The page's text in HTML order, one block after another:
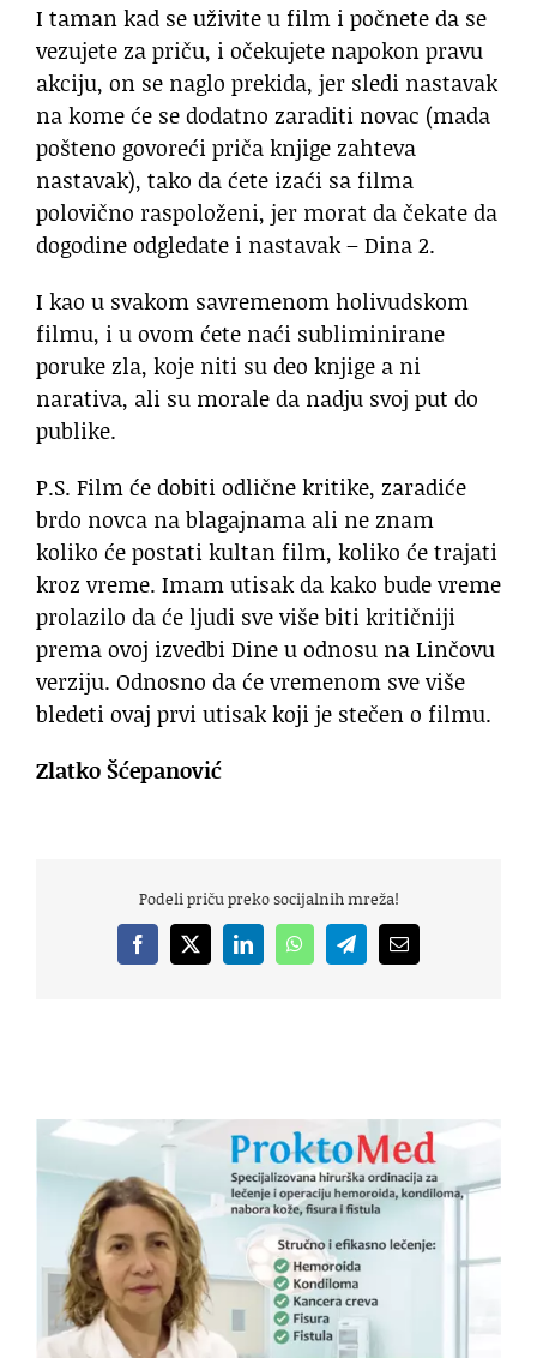
I taman kad se uživite u film i počnete da se
vezujete za priču, i očekujete napokon pravu
akciju, on se naglo prekida, jer sledi nastavak
na kome će se dodatno zaraditi novac (mada
pošteno govoreći priča knjige zahteva
nastavak), tako da ćete izaći sa filma
polovično raspoloženi, jer morat da čekate da
dogodine odgledate i nastavak – Dina 2.
I kao u svakom savremenom holivudskom
filmu, i u ovom ćete naći subliminirane
poruke zla, koje niti su deo knjige a ni
narativa, ali su morale da nadju svoj put do
publike.
P.S. Film će dobiti odlične kritike, zaradiće
brdo novca na blagajnama ali ne znam
koliko će postati kultan film, koliko će trajati
kroz vreme. Imam utisak da kako bude vreme
prolazilo da će ljudi sve više biti kritičniji
prema ovoj izvedbi Dine u odnosu na Linčovu
verziju. Odnosno da će vremenom sve više
bledeti ovaj prvi utisak koji je stečen o filmu.
Zlatko Šćepanović
Podeli priču preko socijalnih mreža!
Facebook
X LinkedInWhatsAppTelegramEmail